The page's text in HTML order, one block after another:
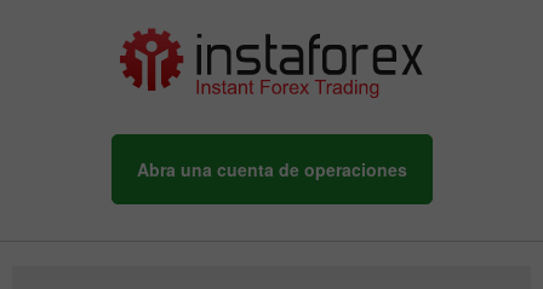
Abra una cuenta de operaciones